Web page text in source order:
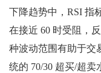
下降趋势中，RSI 指
在接近 60 时受阻，
种波动范围有助于交
统的 70/30 超买/超卖